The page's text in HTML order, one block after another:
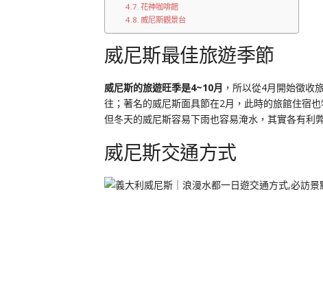
花神咖啡館
威尼斯觀景台
威尼斯最佳旅遊季節
威尼斯的旅遊旺季是4~10月 ，所以從4月開始徵收
往；著名的威尼斯面具節在2月，此時的旅館住宿
但冬天的威尼斯容易下雨也容易淹水，其實各有利
威尼斯交通方式